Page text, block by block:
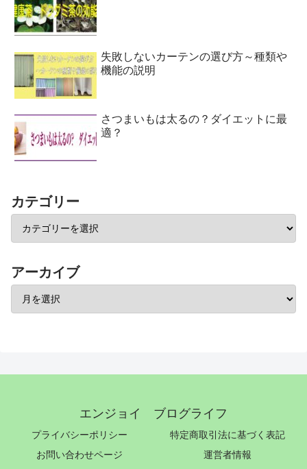
失敗しないカーテンの選び方～種類や
機能の説明
さつまいもは太るの？ダイエットに最
適？
カテゴリー
アーカイブ
エンジョイ ブログライフ
プライバシーポリシー
特定商取引法に基づく表記
お問い合わせページ
運営者情報